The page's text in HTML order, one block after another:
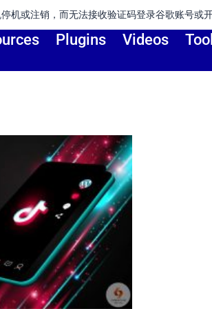
无法接收验证码登录谷歌账号或开发者账号怎么
Plugins Videos